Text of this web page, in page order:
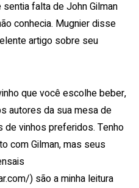
falta de John Gilman
conhecia. Mugnier disse
artigo sobre seu
que você escolhe beber,
autores da sua mesa de
vinhos preferidos. Tenho
com Gilman, mas seus
) são a minha leitura